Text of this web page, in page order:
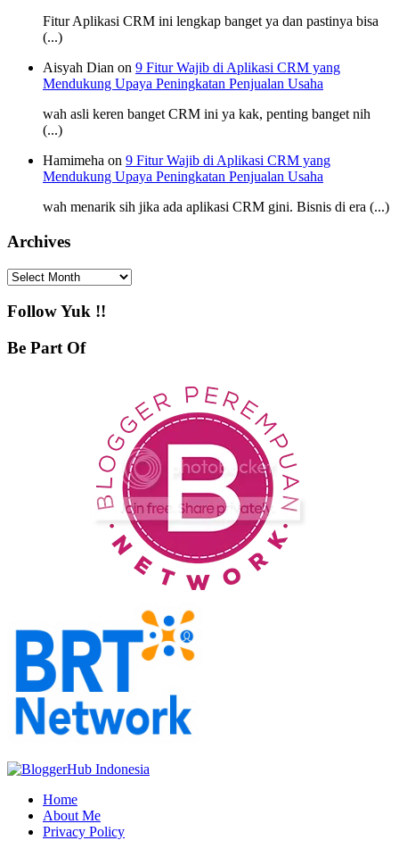
Fitur Aplikasi CRM ini lengkap banget ya dan pastinya bisa
(...)
Aisyah Dian on 9 Fitur Wajib di Aplikasi CRM yang
Mendukung Upaya Peningkatan Penjualan Usaha
wah asli keren banget CRM ini ya kak, penting banget nih
(...)
Hamimeha on 9 Fitur Wajib di Aplikasi CRM yang
Mendukung Upaya Peningkatan Penjualan Usaha
wah menarik sih jika ada aplikasi CRM gini. Bisnis di era (...)
Archives
Archives
Follow Yuk !!
Be Part Of
Home
About Me
Privacy Policy